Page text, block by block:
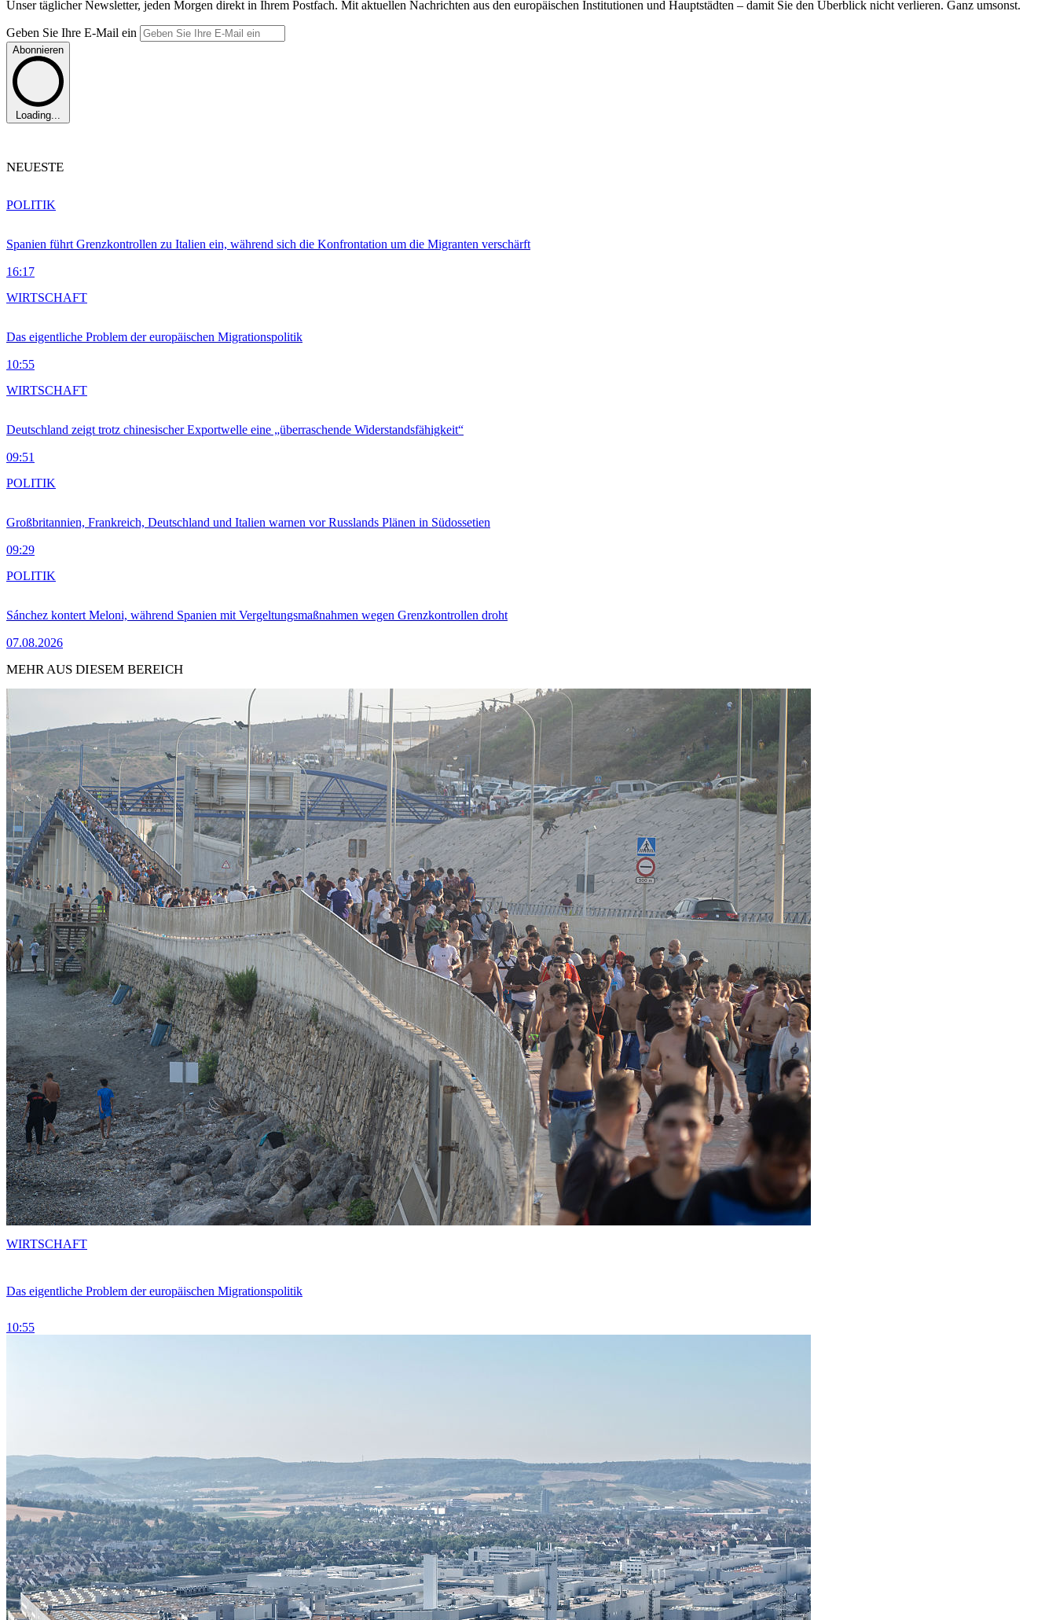
Unser täglicher Newsletter, jeden Morgen direkt in Ihrem Postfach. Mit aktuellen Nachrichten aus den europäischen Institutionen und Hauptstädten – damit Sie den Überblick nicht verlieren. Ganz umsonst.
Geben Sie Ihre E-Mail ein
Abonnieren
Loading...
NEUESTE
Spanien führt Grenzkontrollen zu Italien ein, während sich die Konfrontation um die Migranten verschärft
16:17
POLITIK
Das eigentliche Problem der europäischen Migrationspolitik
10:55
WIRTSCHAFT
Deutschland zeigt trotz chinesischer Exportwelle eine „überraschende Widerstandsfähigkeit“
09:51
WIRTSCHAFT
Großbritannien, Frankreich, Deutschland und Italien warnen vor Russlands Plänen in Südossetien
09:29
POLITIK
Sánchez kontert Meloni, während Spanien mit Vergeltungsmaßnahmen wegen Grenzkontrollen droht
07.08.2026
POLITIK
MEHR AUS DIESEM BEREICH
Das eigentliche Problem der europäischen Migrationspolitik
10:55
WIRTSCHAFT